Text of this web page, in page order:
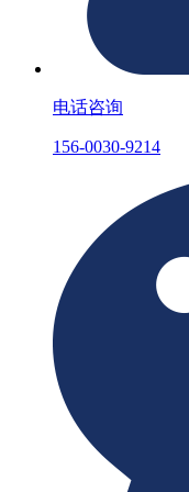
电话咨询
156-0030-9214